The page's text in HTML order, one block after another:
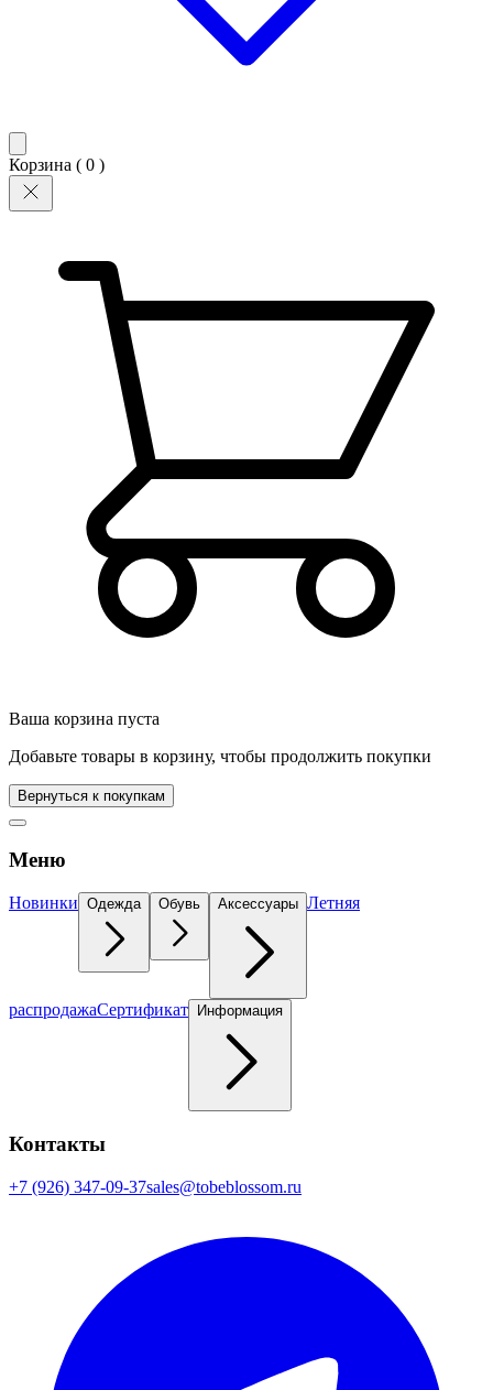
Корзина ( 0 )
Ваша корзина пуста
Добавьте товары в корзину, чтобы продолжить покупки
Вернуться к покупкам
Меню
Новинки Одежда Обувь Аксессуары Летняя
распродажаСертификат Информация
Контакты
+7 (926) 347-09-37sales@tobeblossom.ru